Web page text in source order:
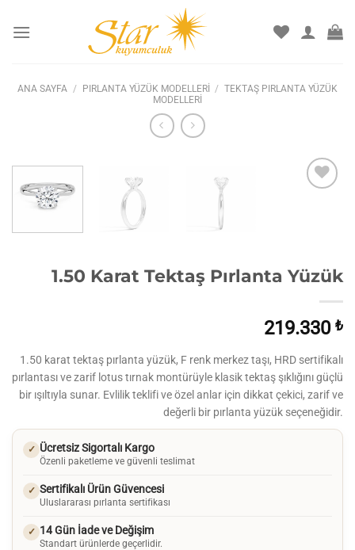
atla
ANA SAYFA / PIRLANTA YÜZÜK MODELLERI / TEKTAŞ PIRLANTA YÜZÜK
MODELLERI
1.50 Karat Tektaş Pırlanta Yüzük
219.330 ₺
1.50 karat tektaş pırlanta yüzük, F renk merkez taşı, HRD sertifikalı
pırlantası ve zarif lotus tırnak montürüyle klasik tektaş şıklığını güçlü
bir ışıltıyla sunar. Evlilik teklifi ve özel anlar için dikkat çekici, zarif ve
değerli bir pırlanta yüzük seçeneğidir.
✓ Ücretsiz Sigortalı Kargo
Özenli paketleme ve güvenli teslimat
✓ Sertifikalı Ürün Güvencesi
Uluslararası pırlanta sertifikası
✓ 14 Gün İade ve Değişim
Standart ürünlerde geçerlidir.